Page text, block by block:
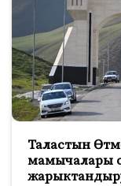
Таластын
мамычалары